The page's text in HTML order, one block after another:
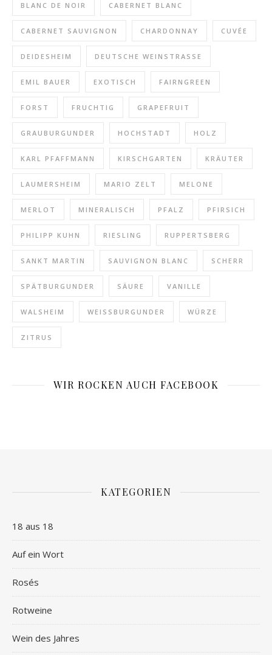
BLANC DE NOIR CABERNET BLANC
CABERNET SAUVIGNON CHARDONNAY CUVÉE
DEIDESHEIM DEUTSCHE WEINSTRASSE
EMIL BAUER EXOTISCH FAIRNGREEN
FORST FRUCHTIG GRAPEFRUIT
GRAUBURGUNDER HOCHSTADT HOLZ
KARL PFAFFMANN KIRSCHGARTEN KRÄUTER
LAUMERSHEIM MARIO ZELT MELONE
MERLOT MINERALISCH PFALZ PFIRSICH
PHILIPP KUHN RIESLING RUPPERTSBERG
SANKT MARTIN SAUVIGNON BLANC SCHERR
SPÄTBURGUNDER SÄURE VANILLE
WALSHEIM WEISSBURGUNDER WÜRZE
ZITRUS
WIR ROCKEN AUCH FACEBOOK
KATEGORIEN
18 aus 18
Auf ein Wort
Rosés
Rotweine
Wein des Jahres